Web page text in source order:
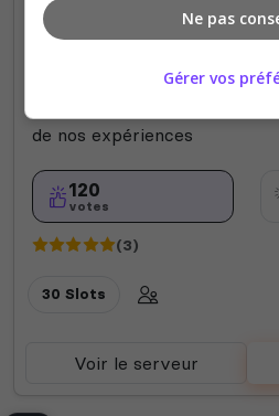
RIP)
entièrement personnalisé
de nos expériences
120
votes
(3)
30 Slots
Voir le serveur
Ne pas
Gérer vos